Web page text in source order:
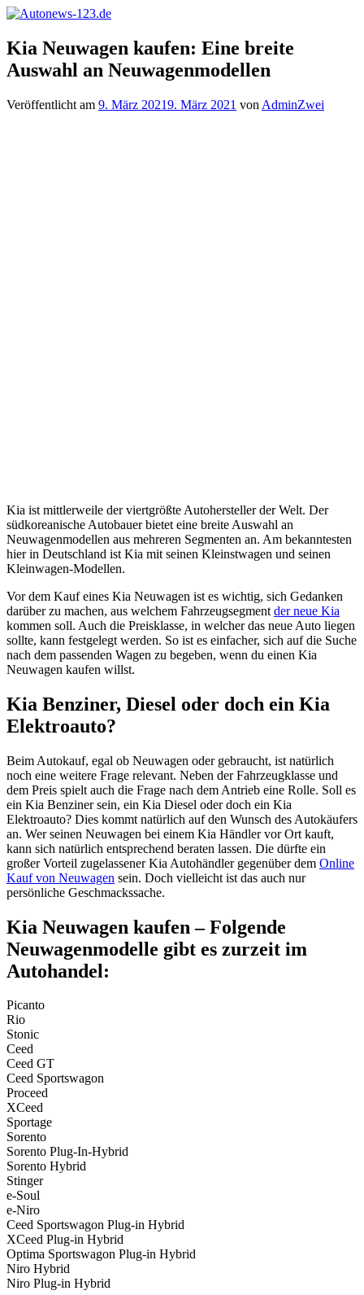
Zum
springen
Autonews-
123.de
Autonews
mit
Charme
Kia Neuwagen kaufen: Eine breite
Auswahl an Neuwagenmodellen
Veröffentlicht am 9. März 20219. März 2021 von AdminZwei
Kia ist mittlerweile der viertgrößte Autohersteller der Welt. Der
südkoreanische Autobauer bietet eine breite Auswahl an
Neuwagenmodellen aus mehreren Segmenten an. Am bekanntesten
hier in Deutschland ist Kia mit seinen Kleinstwagen und seinen
Kleinwagen-Modellen.
Vor dem Kauf eines Kia Neuwagen ist es wichtig, sich Gedanken
darüber zu machen, aus welchem Fahrzeugsegment der neue Kia
kommen soll. Auch die Preisklasse, in welcher das neue Auto liegen
sollte, kann festgelegt werden. So ist es einfacher, sich auf die Suche
nach dem passenden Wagen zu begeben, wenn du einen Kia
Neuwagen kaufen willst.
Kia Benziner, Diesel oder doch ein Kia
Elektroauto?
Beim Autokauf, egal ob Neuwagen oder gebraucht, ist natürlich
noch eine weitere Frage relevant. Neben der Fahrzeugklasse und
dem Preis spielt auch die Frage nach dem Antrieb eine Rolle. Soll es
ein Kia Benziner sein, ein Kia Diesel oder doch ein Kia
Elektroauto? Dies kommt natürlich auf den Wunsch des Autokäufers
an. Wer seinen Neuwagen bei einem Kia Händler vor Ort kauft,
kann sich natürlich entsprechend beraten lassen. Die dürfte ein
großer Vorteil zugelassener Kia Autohändler gegenüber dem Online
Kauf von Neuwagen sein. Doch vielleicht ist das auch nur
persönliche Geschmackssache.
Kia Neuwagen kaufen – Folgende
Neuwagenmodelle gibt es zurzeit im
Autohandel:
Picanto
Rio
Stonic
Ceed
Ceed GT
Ceed Sportswagon
Proceed
XCeed
Sportage
Sorento
Sorento Plug-In-Hybrid
Sorento Hybrid
Stinger
e-Soul
e-Niro
Ceed Sportswagon Plug-in Hybrid
XCeed Plug-in Hybrid
Optima Sportswagon Plug-in Hybrid
Niro Hybrid
Niro Plug-in Hybrid